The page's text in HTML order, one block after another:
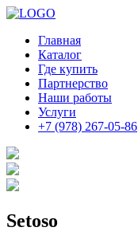
Главная
Каталог
Где купить
Партнерство
Наши работы
Услуги
+7 (978) 267-05-86
Setoso